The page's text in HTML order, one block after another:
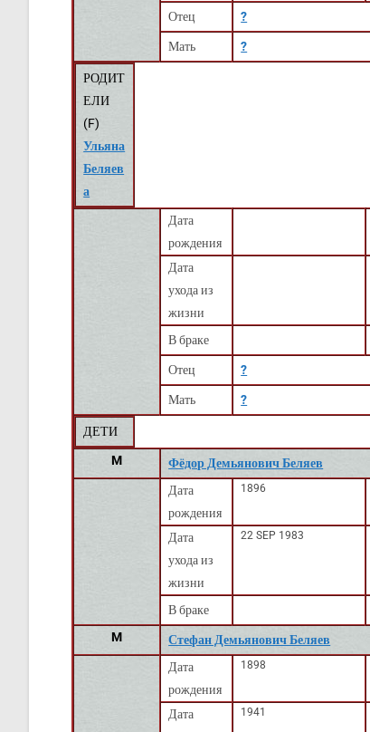
Отец ?
Мать ?
РОДИТ
ЕЛИ
(F)
Ульяна
Беляев
а
Дата
рождения
Дата
ухода из
жизни
В браке
Отец ?
Мать ?
ДЕТИ
M
Фёдор Демьянович Беляев
Дата
рождения
1896
Дата
ухода из
жизни
22 SEP 1983
В браке
M
Стефан Демьянович Беляев
Дата
рождения
1898
Дата
1941